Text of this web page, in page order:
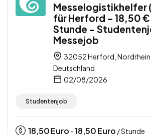
für Herford – 18,50
Stunde –
Messejob
32052 Herford,
Deutschland
02/08/2026
Studentenjob
18,50Euro -18,50Euro / Stunde